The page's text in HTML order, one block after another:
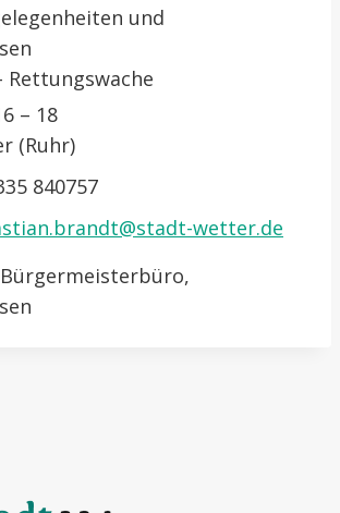
und
Rettungswache
– 18
(Ruhr)
840757
wetter.de
Bürgermeisterbüro,